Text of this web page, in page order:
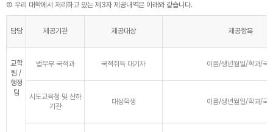
② 우리 대학에서 처리하고 있는 제3자 제공내역은 아래와 같습니다.
담당 제공기관 제공대상 제공항목
교학
팀 /
행정
팀
법무부 국적과 국적취득 대기자 이름/생년월일/학과/국
시도교육청 및 산하
기관
대상학생 이름/생년월일/학과/국